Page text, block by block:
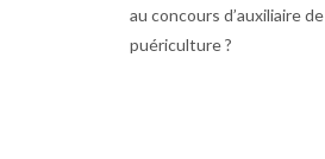
au concours d’auxiliaire de
puériculture ?